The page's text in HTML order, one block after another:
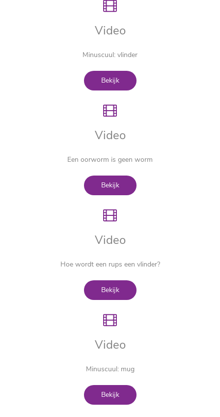
Video
Minuscuul: vlinder
Bekijk
Video
Een oorworm is geen worm
Bekijk
Video
Hoe wordt een rups een vlinder?
Bekijk
Video
Minuscuul: mug
Bekijk